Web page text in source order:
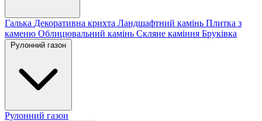
Галька Декоративна крихта Ландшафтний камінь Плитка з
каменю Облицювальний камінь Скляне каміння Бруківка
Рулонний газон
Рулонний газон